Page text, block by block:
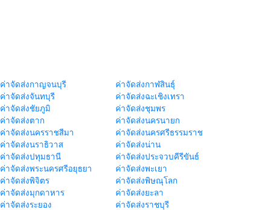
ค่าจัดส่งกาญจนบุรี
ค่าจัดส่งกาฬสินธุ์
ค่าจัดส่งจันทบุรี
ค่าจัดส่งฉะเชิงเทรา
ค่าจัดส่งชัยภูมิ
ค่าจัดส่งชุมพร
ค่าจัดส่งตาก
ค่าจัดส่งนครนายก
ค่าจัดส่งนครราชสีมา
ค่าจัดส่งนครศรีธรรมราช
ค่าจัดส่งนราธิวาส
ค่าจัดส่งน่าน
ค่าจัดส่งปทุมธานี
ค่าจัดส่งประจวบคีรีขันธ์
ค่าจัดส่งพระนครศรีอยุธยา
ค่าจัดส่งพะเยา
ค่าจัดส่งพิจิตร
ค่าจัดส่งพิษณุโลก
ค่าจัดส่งมุกดาหาร
ค่าจัดส่งยะลา
ค่าจัดส่งระยอง
ค่าจัดส่งราชบุรี